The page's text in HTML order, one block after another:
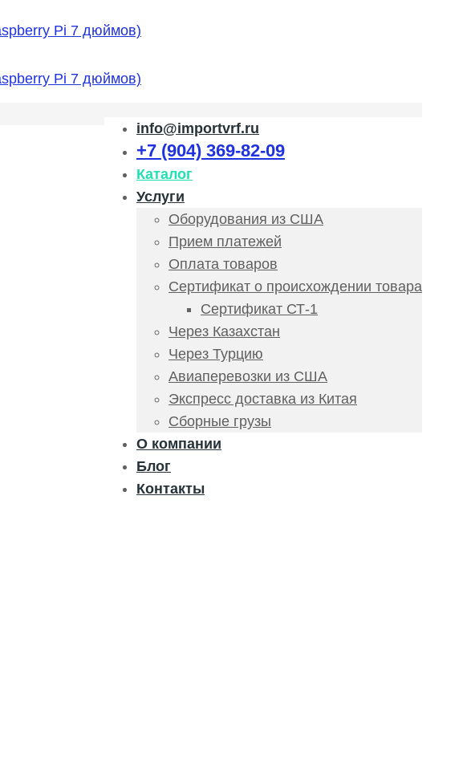
info@importvrf.ru
+7 (904) 369-82-09
Каталог
Услуги
Оборудования из США
Прием платежей
Оплата товаров
Сертификат о происхождении товара
Сертификат СТ-1
Через Казахстан
Через Турцию
Авиаперевозки из США
Экспресс доставка из Китая
Сборные грузы
О компании
Блог
Контакты